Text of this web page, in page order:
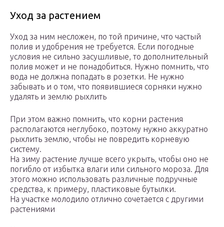
Уход за растением
Уход за ним несложен, по той причине, что частый
полив и удобрения не требуется. Если погодные
условия не сильно засушливые, то дополнительный
полив может и не понадобиться. Нужно помнить, что
вода не должна попадать в розетки. Не нужно
забывать и о том, что появившиеся сорняки нужно
удалять и землю рыхлить
При этом важно помнить, что корни растения
располагаются неглубоко, поэтому нужно аккуратно
рыхлить землю, чтобы не повредить корневую
систему.
На зиму растение лучше всего укрыть, чтобы оно не
погибло от избытка влаги или сильного мороза. Для
этого можно использовать различные подручные
средства, к примеру, пластиковые бутылки.
На участке молодило отлично сочетается с другими
растениями